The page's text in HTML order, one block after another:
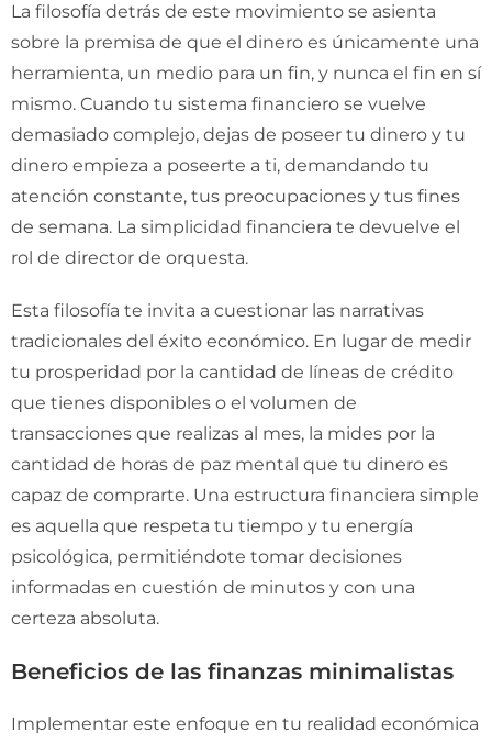
La filosofía detrás de este movimiento se asienta
sobre la premisa de que el dinero es únicamente una
herramienta, un medio para un fin, y nunca el fin en sí
mismo. Cuando tu sistema financiero se vuelve
demasiado complejo, dejas de poseer tu dinero y tu
dinero empieza a poseerte a ti, demandando tu
atención constante, tus preocupaciones y tus fines
de semana. La simplicidad financiera te devuelve el
rol de director de orquesta.
Esta filosofía te invita a cuestionar las narrativas
tradicionales del éxito económico. En lugar de medir
tu prosperidad por la cantidad de líneas de crédito
que tienes disponibles o el volumen de
transacciones que realizas al mes, la mides por la
cantidad de horas de paz mental que tu dinero es
capaz de comprarte. Una estructura financiera simple
es aquella que respeta tu tiempo y tu energía
psicológica, permitiéndote tomar decisiones
informadas en cuestión de minutos y con una
certeza absoluta.
Beneficios de las finanzas minimalistas
Implementar este enfoque en tu realidad económica